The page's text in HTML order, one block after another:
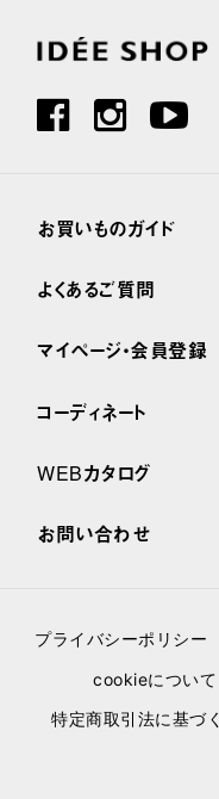
お買いものガイド
よくあるご質問
マイページ・会員登録
コーディネート
WEBカタログ
お問い合わせ
プライバシーポリシー
cookieについて
特定商取引法に基づ